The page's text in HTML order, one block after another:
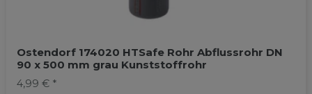
Ostendorf 174020 HTSafe Rohr Abflussrohr DN
90 x 500 mm grau Kunststoffrohr
4,99 € *